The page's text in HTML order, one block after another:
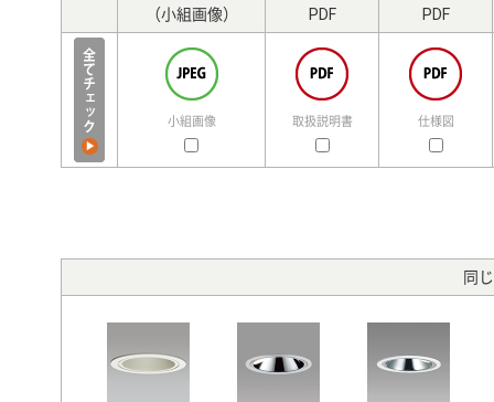
（小組画像）
PDF
PDF
小組画像 取扱説明書 仕様図
同